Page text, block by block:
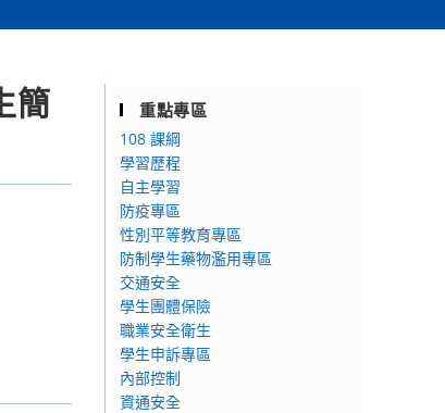
簡
重點專區
108 課綱
學習歷程
自主學習
防疫專區
性別平等教育專區
防制學生藥物濫用專區
交通安全
學生團體保險
職業安全衛生
學生申訴專區
內部控制
資通安全